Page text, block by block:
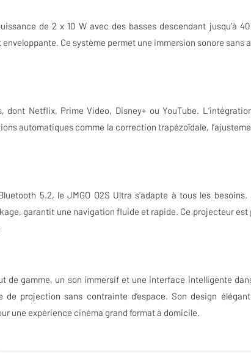
de 2 x 10 W avec des basses descendant jusqu’à
Ce système permet une immersion sonore sans
Netflix, Prime Video, Disney+ ou YouTube.
automatiques comme la correction trapézoïdale,
5.2, le JMGO O2S Ultra s’adapte à tous les besoins.
garantit une navigation fluide et rapide. Ce projecteur est
de gamme, un son immersif et une interface intelligente
projection sans contrainte d’espace. Son design
une expérience cinéma grand format à domicile.